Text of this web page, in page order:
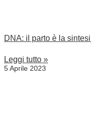
DNA: il parto è la
Leggi tutto »
5 Aprile 2023